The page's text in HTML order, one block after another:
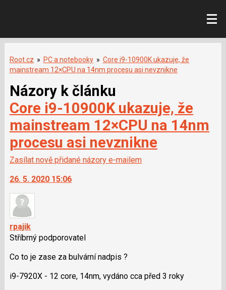
Root.cz » PC a notebooky » Core i9-10900K ukazuje, že
mainstream 12×CPU na 14nm procesu asi nevznikne
Názory k článku
Core i9-10900K ukazuje, že
mainstream 12×CPU na 14nm
procesu asi nevznikne
Zasílat nově přidané názory e-mailem
26. 5. 2020 15:06
rpajik
Stříbrný podporovatel
Co to je zase za bulvární nadpis ?
i9-7920X - 12 core, 14nm, vydáno cca před 3 roky